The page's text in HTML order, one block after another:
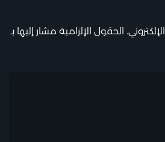
الحقول الإلزامية مشار إليها بـ